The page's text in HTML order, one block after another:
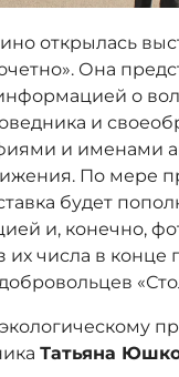
открылась
Она
о
и
и именами
По мере
будет
и, конечно,
их числа в конце
Татьяна